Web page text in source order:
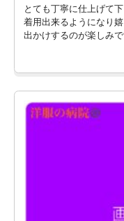
とても丁寧に仕上げて
着用出来るようになり
出かけするのが楽しみで